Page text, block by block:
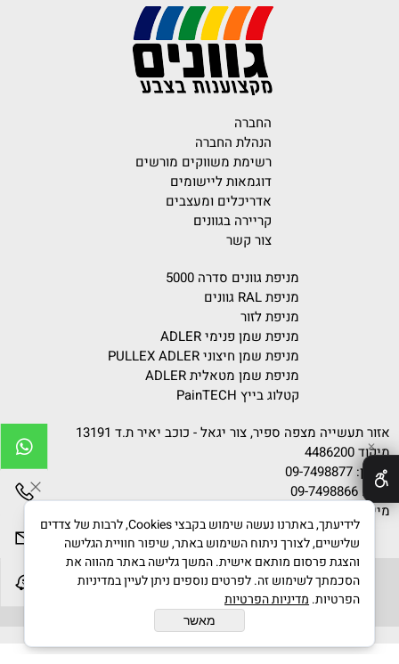
החברה
הנהלת החברה
רשימת משווקים מורשים
דוגמאות ליישומים
אדריכלים ומעצבים
קריירה בגוונים
צור קשר
מניפת גוונים סדרה 5000
מניפת RAL גוונים
מניפת לזור
מניפת שמן פנימי ADLER
מניפת שמן חיצוני PULLEX ADLER
מניפת שמן מטאלית ADLER
קטלוג בייץ PainTECH
אזור תעשייה מצפה ספיר, צור יגאל - כוכב יאיר ת.ד 13191
מיקוד 4486200
טלפון: 09-7498877
פקס: 09-7498866
מייל:
גוונים © 2020 All Rights Reserved
✕
לידיעתך, באתרנו נעשה שימוש בקבצי Cookies, לרבות של צדדים
שלישיים, לצורך ניתוח השימוש באתר, שיפור חוויית הגלישה
והצגת פרסום מותאם אישית. המשך גלישה באתר מהווה את
הסכמתך לשימוש זה. לפרטים נוספים ניתן לעיין במדיניות
הפרטיות. מדיניות הפרטיות
מאשר